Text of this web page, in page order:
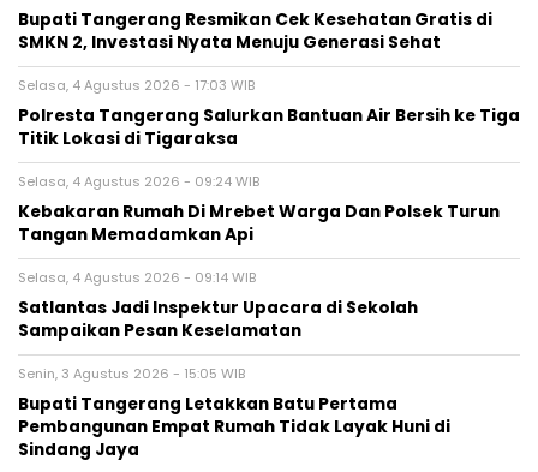
‎Bupati Tangerang Resmikan Cek Kesehatan Gratis di
SMKN 2, Investasi Nyata Menuju Generasi Sehat
Selasa, 4 Agustus 2026 - 17:03 WIB
Polresta Tangerang Salurkan Bantuan Air Bersih ke Tiga
Titik Lokasi di Tigaraksa
Selasa, 4 Agustus 2026 - 09:24 WIB
Kebakaran Rumah Di Mrebet Warga Dan Polsek Turun
Tangan Memadamkan Api
Selasa, 4 Agustus 2026 - 09:14 WIB
Satlantas Jadi Inspektur Upacara di Sekolah
Sampaikan Pesan Keselamatan
Senin, 3 Agustus 2026 - 15:05 WIB
Bupati Tangerang Letakkan Batu Pertama
Pembangunan Empat Rumah Tidak Layak Huni di
Sindang Jaya